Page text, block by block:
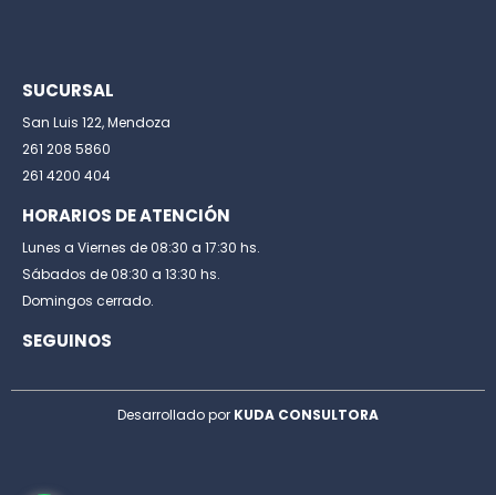
SUCURSAL
San Luis 122, Mendoza
261 208 5860
261 4200 404
HORARIOS DE ATENCIÓN
Lunes a Viernes de 08:30 a 17:30 hs.
Sábados de 08:30 a 13:30 hs.
Domingos cerrado.
SEGUINOS
Desarrollado por KUDA CONSULTORA